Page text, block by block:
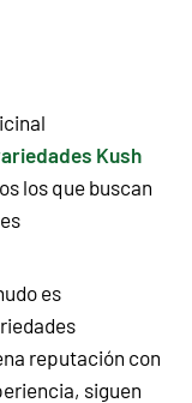
Kush
los que buscan
es
reputación con
siguen